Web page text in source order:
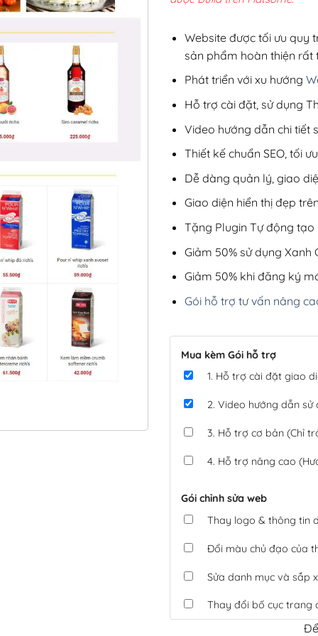
Website được tối ưu quy
sản phẩm hoàn thiện rất
Phát triển với xu hướng
Hỗ trợ cài đặt, sử dụng
Video hướng dẫn chi tiết
Thiết kế chuẩn SEO, tối
Dễ dàng quản lý, giao
Giao diện hiển thị đẹp
Tặng Plugin Tự động tạo
Giảm 50% sử dụng Xanh
Giảm 50% khi đăng ký
Gói hỗ trợ tư vấn nâng
Mua kèm Gói hỗ trợ
1. Hỗ trợ cài đặt giao
2. Video hướng dẫn
3. Hỗ trợ cơ bản (Chỉ
4. Hỗ trợ nâng cao
Gói chỉnh sửa web
Thay logo & thông tin
Đổi màu chủ đạo của
Sửa danh mục và sắp
Thay đổi bố cục trang
Tích hợp thanh toán